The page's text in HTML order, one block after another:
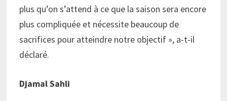
plus qu’on s’attend à ce que la saison sera encore
plus compliquée et nécessite beaucoup de
sacrifices pour atteindre notre objectif », a-t-il
déclaré.
Djamal Sahli